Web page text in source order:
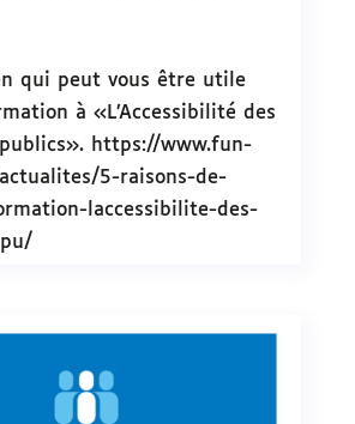
qui peut vous être utile
à «L’Accessibilité des
https://www.fun-
5-raisons-de-
laccessibilite-des-